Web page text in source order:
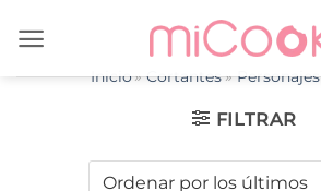
Inicio Cortantes Personajes
FILTRAR